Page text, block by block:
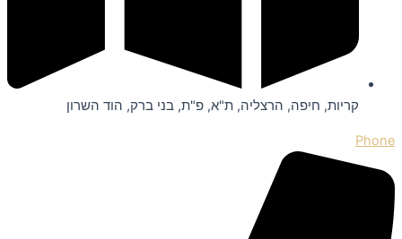
קריות, חיפה, הרצליה, ת"א, פ"ת, בני ברק, הוד השרון
Phone